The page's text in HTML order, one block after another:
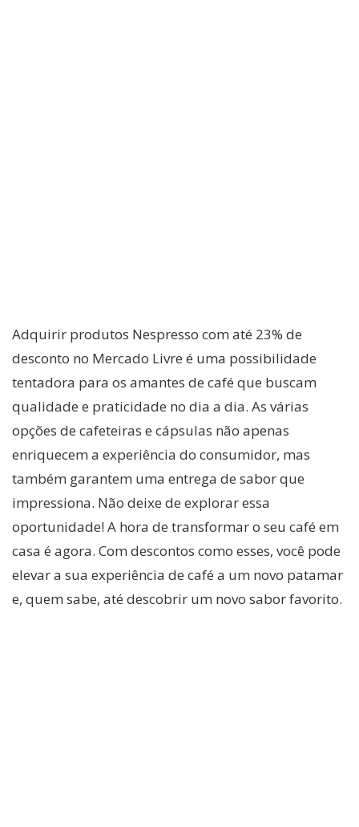
Adquirir produtos Nespresso com até 23% de
desconto no Mercado Livre é uma possibilidade
tentadora para os amantes de café que buscam
qualidade e praticidade no dia a dia. As várias
opções de cafeteiras e cápsulas não apenas
enriquecem a experiência do consumidor, mas
também garantem uma entrega de sabor que
impressiona. Não deixe de explorar essa
oportunidade! A hora de transformar o seu café em
casa é agora. Com descontos como esses, você pode
elevar a sua experiência de café a um novo patamar
e, quem sabe, até descobrir um novo sabor favorito.